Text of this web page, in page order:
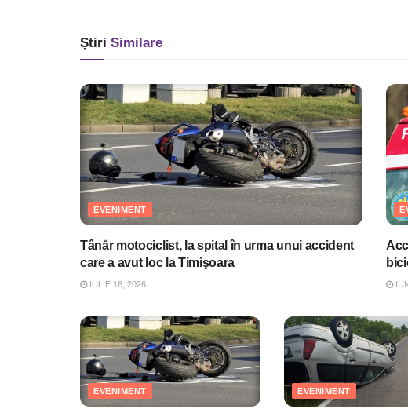
Știri Similare
EVENIMENT
Tânăr motociclist, la spital în urma unui accident
care a avut loc la Timişoara
IULIE 16, 2026
EVENIMENT EVENIMENT